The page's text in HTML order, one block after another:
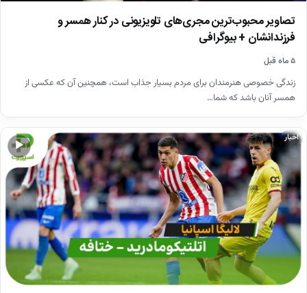
تصاویر محبوب‌ترین مجری‌های تلویزیونی در کنار همسر و
فرزندانشان + بیوگرافی
۵ ماه قبل
زندگی خصوصی هنرمندان برای مردم بسیار جذاب است، همچنین آن که عکسی از
همسر آنان باشد که شما…
▶
اخبار